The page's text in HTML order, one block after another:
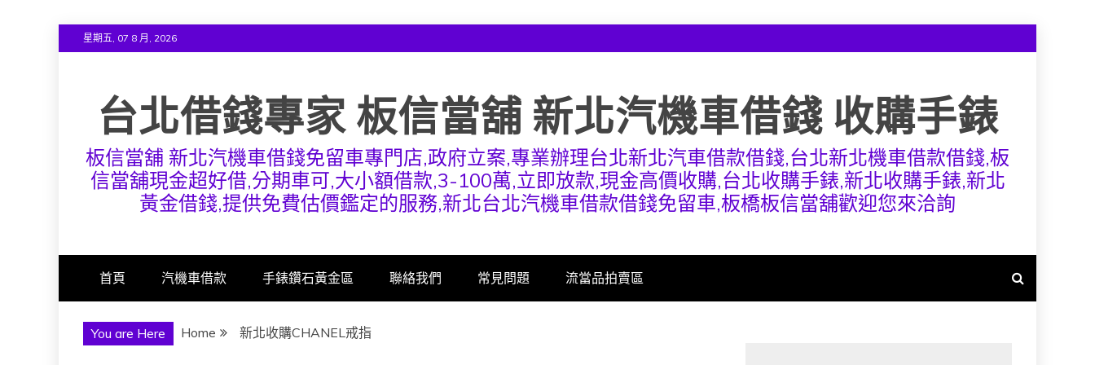
to
星期五, 07 8 月, 2026
台北借錢專家 板信當舖 新北汽機車借錢 收購手錶
板信當舖 新北汽機車借錢免留車專門店,政府立案,專業辦理台北新北汽車借款借錢,台北新北機車借款借錢,板
信當舖現金超好借,分期車可,大小額借款,3-100萬,立即放款,現金高價收購,台北收購手錶,新北收購手錶,新北
黃金借錢,提供免費估價鑑定的服務,新北台北汽機車借款借錢免留車,板橋板信當舖歡迎您來洽詢
首頁 汽機車借款 手錶鑽石黃金區 聯絡我們 常見問題 流當品拍賣區
You are Here Home 新北收購CHANEL戒指